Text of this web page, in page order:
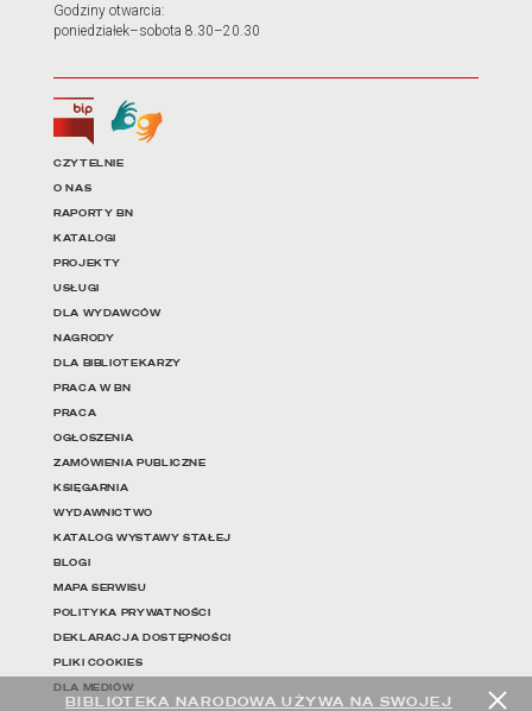
BIBLIOTEKA NARODOWA UŻYWA NA SWOJEJ
Godziny otwarcia:
poniedziałek–sobota 8.30–20.30
Biuletyn Informacji Publicznej
Tłumacz języka migowego
Linki do najważniejszych
CZYTELNIE
O NAS
RAPORTY BN
KATALOGI
PROJEKTY
USŁUGI
DLA WYDAWCÓW
NAGRODY
DLA BIBLIOTEKARZY
PRACA W BN
PRACA
OGŁOSZENIA
ZAMÓWIENIA PUBLICZNE
KSIĘGARNIA
WYDAWNICTWO
KATALOG WYSTAWY STAŁEJ
BLOGI
MAPA SERWISU
POLITYKA PRYWATNOŚCI
DEKLARACJA DOSTĘPNOŚCI
PLIKI COOKIES
DLA MEDIÓW